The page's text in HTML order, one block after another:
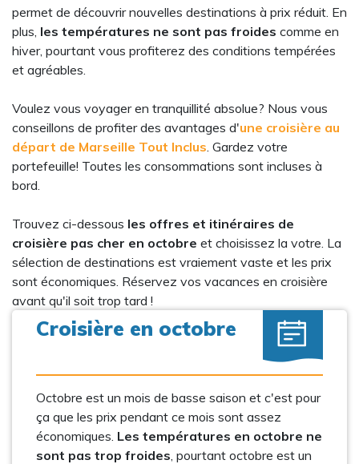
permet de découvrir nouvelles destinations à prix réduit. En
plus, les températures ne sont pas froides comme en
hiver, pourtant vous profiterez des conditions tempérées
et agréables.
Voulez vous voyager en tranquillité absolue? Nous vous
conseillons de profiter des avantages d'une croisière au
départ de Marseille Tout Inclus. Gardez votre
portefeuille! Toutes les consommations sont incluses à
bord.
Trouvez ci-dessous les offres et itinéraires de
croisière pas cher en octobre et choisissez la votre. La
sélection de destinations est vraiement vaste et les prix
sont économiques. Réservez vos vacances en croisière
avant qu'il soit trop tard !
Croisière en octobre
Octobre est un mois de basse saison et c'est pour
ça que les prix pendant ce mois sont assez
économiques. Les températures en octobre ne
sont pas trop froides, pourtant octobre est un